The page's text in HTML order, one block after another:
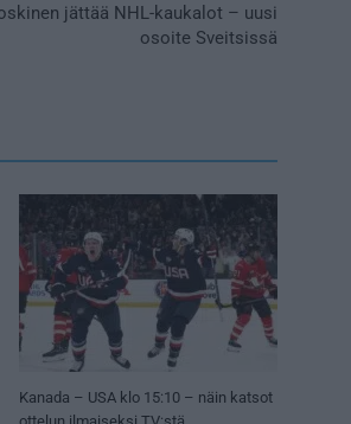
jättää NHL-kaukalot – uusi
osoite Sveitsissä
Kanada – USA klo 15:10 – näin katsot